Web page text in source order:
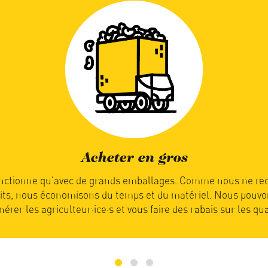
Manger de saison
la nature qui détermine quand vous recevez votre
que les produits soient mûrs et prêts pour l’expédition.
car les fruits et légumes sont alors pleins de